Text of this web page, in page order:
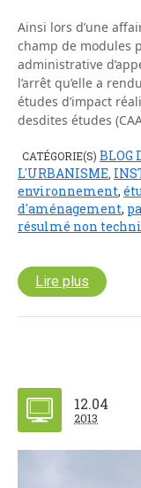
Ainsi lors d’une
champ de modules
administrative
l’arrêt qu’elle a
études d’impact
desdites études
CATÉGORIE(S) BLOG
L'URBANISME
environnement,
d'aménagement,
résulmé non
Lire plus
12.04
2013